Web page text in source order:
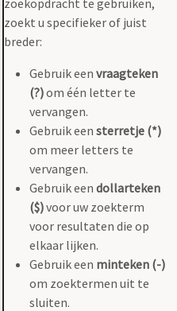
zoekt u specifieker of juist
breder:
Gebruik een vraagteken
(?)om één letter te
vervangen.
Gebruik een sterretje (*)
om meer letters te
vervangen.
Gebruik een dollarteken
($)voor uw zoekterm
voor resultaten die op
elkaar lijken.
Gebruik een minteken (-)
om zoektermen uit te
sluiten.